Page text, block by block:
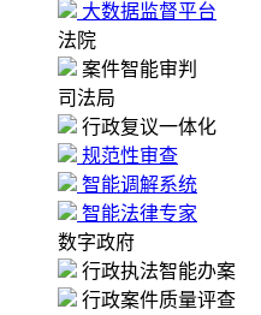
大数据监督平台
法院
案件智能审判
司法局
行政复议一体化
规范性审查
智能调解系统
智能法律专家
数字政府
行政执法智能办案
行政案件质量评查